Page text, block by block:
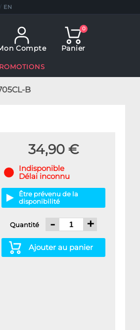
/ EN
Compte
0
Panier
B
34,90 €
Indisponible
Délai inconnu
Être prévenu de la
disponibilité
Quantité - +
Ajouter au panier